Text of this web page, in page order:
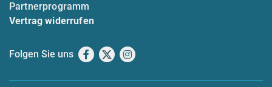
Partnerprogramm
Vertrag widerrufen
Folgen Sie uns Facebook
X Instagram